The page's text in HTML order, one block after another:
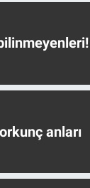
anları